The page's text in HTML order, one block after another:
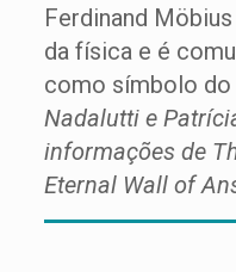
Ferdinand
da física e é
como símbolo do
Nadalutti e
informações de
Eternal Wall of